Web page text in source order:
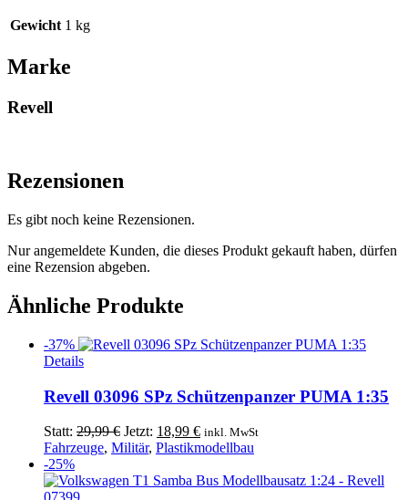
Gewicht 1 kg
Marke
Revell
Rezensionen
Es gibt noch keine Rezensionen.
Nur angemeldete Kunden, die dieses Produkt gekauft haben, dürfen
eine Rezension abgeben.
Ähnliche Produkte
-37%
Details
Revell 03096 SPz Schützenpanzer PUMA 1:35
Statt: 29,99€ Ursprünglicher
Preis
29,99 €
Jetzt: 18,99 €Aktueller
Preis
18,99 €.
inkl. MwSt
Fahrzeuge, Militär, Plastikmodellbau
-25%